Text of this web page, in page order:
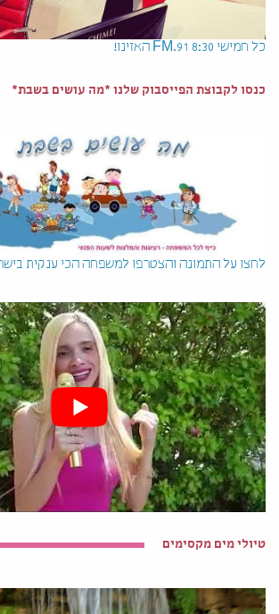
כל חמישי 8:30 91.FM האזינו!
כנסו לקבוצת הפייסבוק שלנו *מה עושים בשבת*
לחצו על התמונה והצטרפו למשפחה הכי ענקית
טיולי מים מקסימים